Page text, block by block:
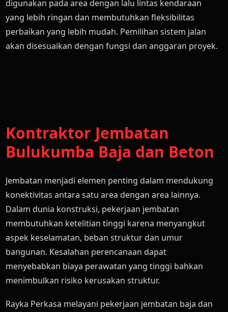
digunakan pada area dengan lalu lintas kendaraan
yang lebih ringan dan membutuhkan fleksibilitas
perbaikan yang lebih mudah. Pemilihan sistem jalan
akan disesuaikan dengan fungsi dan anggaran proyek.
Kontraktor Jembatan
Bulukumba Baja dan Beton
Jembatan menjadi elemen penting dalam mendukung
konektivitas antara satu area dengan area lainnya.
Dalam dunia konstruksi, pekerjaan jembatan
membutuhkan ketelitian tinggi karena menyangkut
aspek keselamatan, beban struktur dan umur
bangunan. Kesalahan perencanaan dapat
menyebabkan biaya perawatan yang tinggi bahkan
menimbulkan risiko kerusakan struktur.
Rayka Perkasa melayani pekerjaan jembatan baja dan